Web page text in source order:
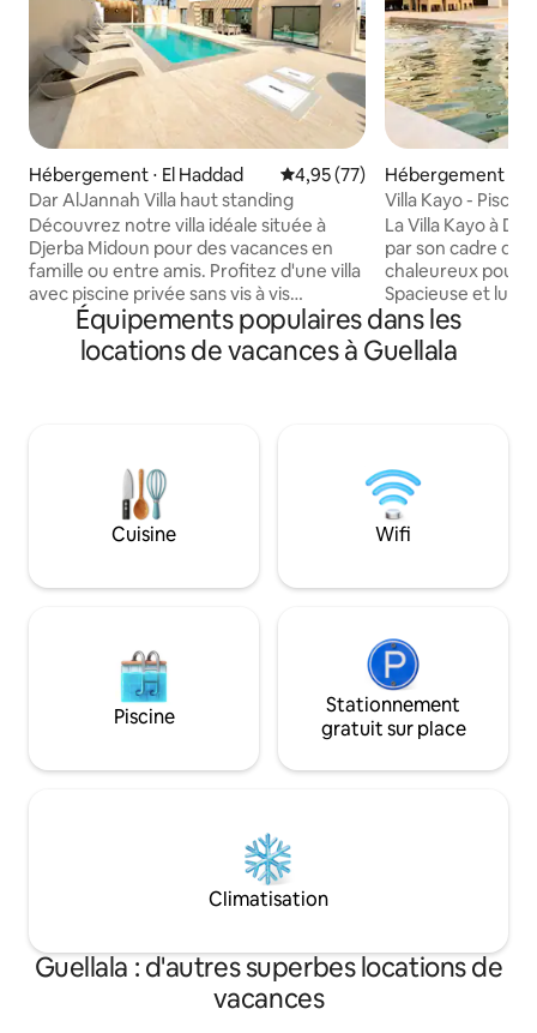
Hébergement ⋅ El Haddad Évaluation moyenne sur la
4,95 (77)
Dar AlJannah Villa haut standing
Découvrez notre villa idéale située à
Djerba Midoun pour des vacances en
famille ou entre amis. Profitez d'une villa
avec piscine privée sans vis à vis
entourée de palmiers offrant une
tranquillité absolue Idéalement située à
quelques minutes des plus belles plages
quelques minutes. Profitez d'un séjour
inoubliable dans ce logement unique.
Hébergement ⋅
n
Villa Kayo -
min
La Villa Kayo à
par son cadre de
chaleureux pour
Spacieuse et
3 chambres dont
d’un grand salon
entièrement
véritable havre
moderne et
Équipements populaires dans les
locations de vacances à Guellala
Cuisine Wifi
Piscine
Stationnement
gratuit sur place
Climatisation
Guellala : d'autres superbes locations de
vacances